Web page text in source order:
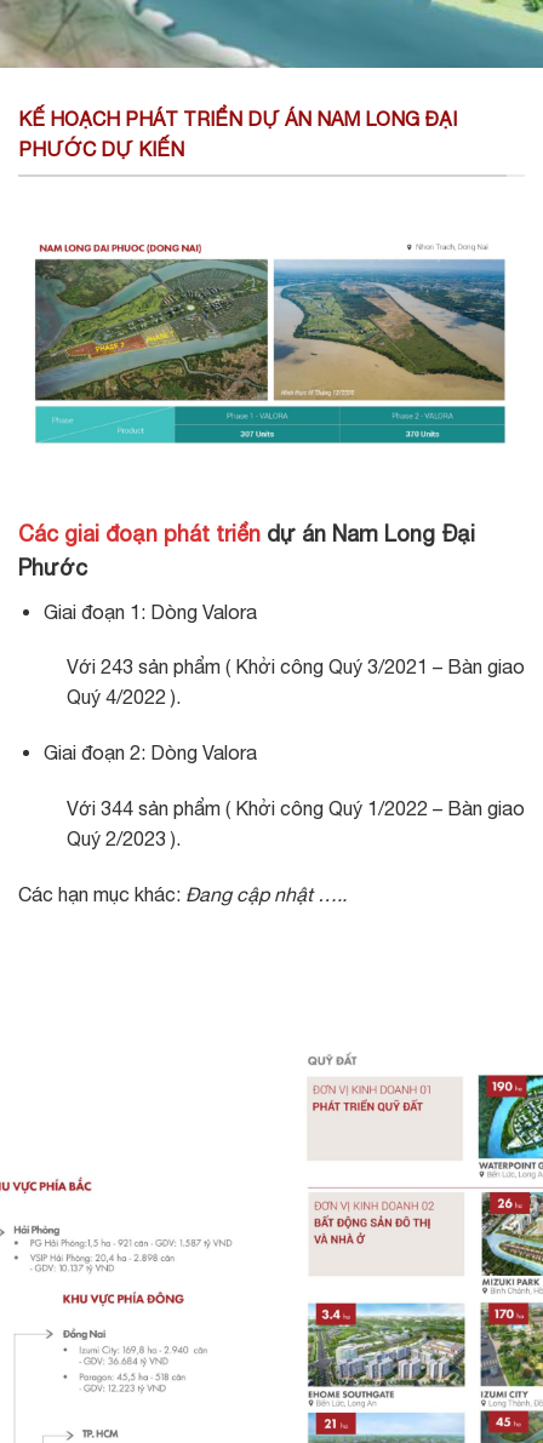
KẾ HOẠCH PHÁT TRIỂN DỰ ÁN NAM LONG ĐẠI
PHƯỚC DỰ KIẾN
Các giai đoạn phát triển dự án Nam Long Đại
Phước
Giai đoạn 1: Dòng Valora
Với 243 sản phẩm ( Khởi công Quý 3/2021 – Bàn giao
Quý 4/2022 ).
Giai đoạn 2: Dòng Valora
Với 344 sản phẩm ( Khởi công Quý 1/2022 – Bàn giao
Quý 2/2023 ).
Các hạn mục khác: Đang cập nhật …..